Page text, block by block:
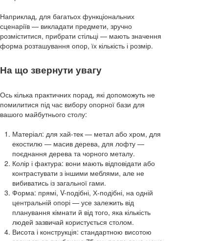
Наприклад, для багатьох функціональних
сценаріїв — викладати предмети, зручно
розміститися, прибрати стільці — мають значення
форма розташування опор, їх кількість і розмір.
На що звернути увагу
Ось кілька практичних порад, які допоможуть не
помилитися під час вибору опорної бази для
вашого майбутнього столу:
Матеріал: для хай-тек — метал або хром, для
екостилю — масив дерева, для лофту —
поєднання дерева та чорного металу.
Колір і фактура: вони мають відповідати або
контрастувати з іншими меблями, але не
вибиватись із загальної гами.
Форма: прямі, V-подібні, Х-подібні, на одній
центральній опорі — усе залежить від
планування кімнати й від того, яка кількість
людей зазвичай користується столом.
Висота і конструкція: стандартною висотою